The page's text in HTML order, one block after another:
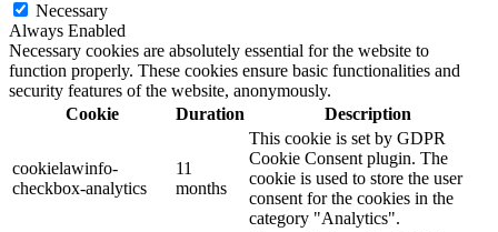
Necessary
Always Enabled
Necessary cookies are absolutely essential for the website to
function properly. These cookies ensure basic functionalities and
security features of the website, anonymously.
Cookie
Duration Description
cookielawinfo-
checkbox-analytics
11
months
This cookie is set by GDPR
Cookie Consent plugin. The
cookie is used to store the user
consent for the cookies in the
category "Analytics".